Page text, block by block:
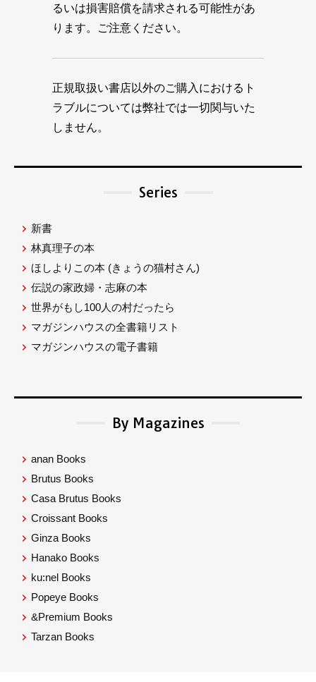
るいは損害賠償を請求される可能性があ
ります。ご注意ください。
正規取扱い書店以外のご購入におけるト
ラブルについては弊社では一切関与いた
しません。
Series
新書
林真理子の本
ほしよりこの本 (きょうの猫村さん)
伝説の家政婦・志麻の本
世界がもし100人の村だったら
マガジンハウスの全書籍リスト
マガジンハウスの電子書籍
By Magazines
anan Books
Brutus Books
Casa Brutus Books
Croissant Books
Ginza Books
Hanako Books
ku:nel Books
Popeye Books
&Premium Books
Tarzan Books